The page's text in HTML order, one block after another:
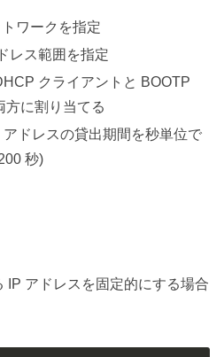
ワークを指定
レス範囲を指定
クライアントと BOOTP
方に割り当てる
ドレスの貸出期間を秒単位で
秒)
IP アドレスを固定的にする場合